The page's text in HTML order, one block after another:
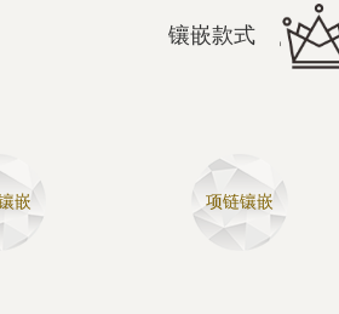
镶嵌款式
嵌 项链镶嵌